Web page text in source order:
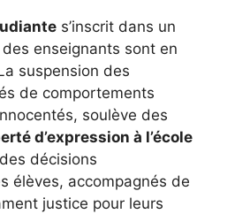
s’inscrit dans un
enseignants sont en
suspension des
de comportements
soulève des
d’expression à l’école
décisions
élèves, accompagnés de
justice pour leurs